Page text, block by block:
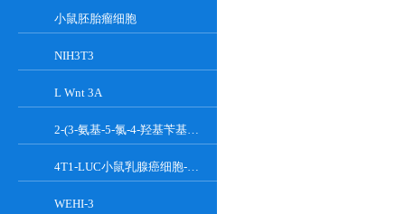
小鼠胚胎瘤细胞
NIH3T3
L Wnt 3A
2-(3-氨基-5-氯-4-羟基苄基)-1H-异吲哚-1,3(2H)-二酮
4T1-LUC小鼠乳腺癌细胞-荧光素酶标记
WEHI-3